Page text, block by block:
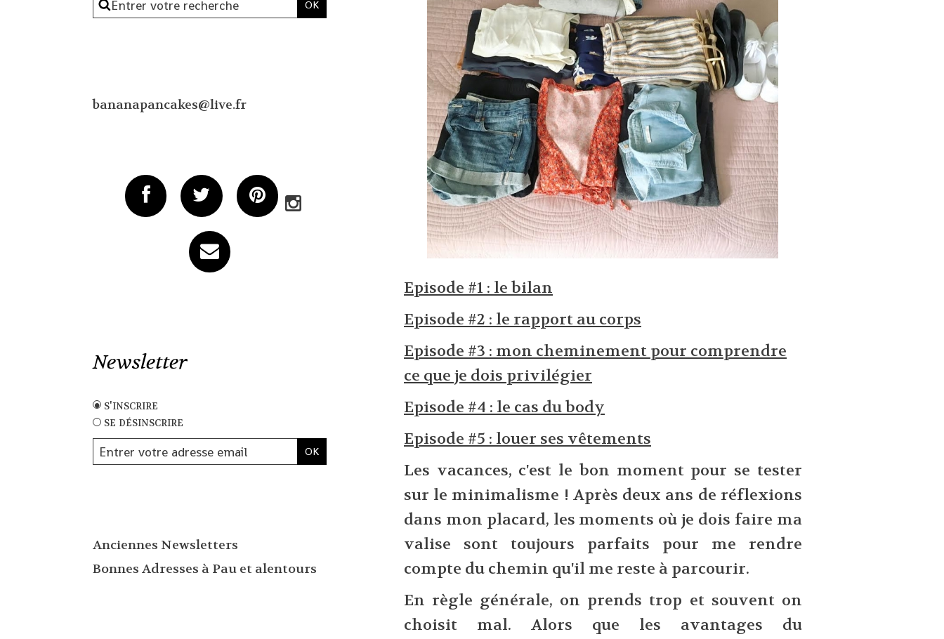
bananapancakes@live.fr
Newsletter
s'inscrire
se désinscrire
Anciennes Newsletters
Bonnes Adresses à Pau et alentours
Episode #1 : le bilan
Episode #2 : le rapport au corps
Episode #3 : mon cheminement pour comprendre
ce que je dois privilégier
Episode #4 : le cas du body
Episode #5 : louer ses vêtements
Les vacances, c'est le bon moment pour se tester
sur le minimalisme ! Après deux ans de réflexions
dans mon placard, les moments où je dois faire ma
valise sont toujours parfaits pour me rendre
compte du chemin qu'il me reste à parcourir.
En règle générale, on prends trop et souvent on
choisit mal. Alors que les avantages du